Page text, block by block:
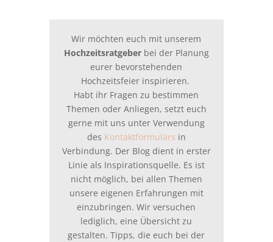
Wir möchten euch mit unserem
Hochzeitsratgeberbei der Planung
eurer bevorstehenden
Hochzeitsfeier inspirieren.
Habt ihr Fragen zu bestimmen
Themen oder Anliegen, setzt euch
gerne mit uns unter Verwendung
des Kontaktformulars in
Verbindung. Der Blog dient in erster
Linie als Inspirationsquelle. Es ist
nicht möglich, bei allen Themen
unsere eigenen Erfahrungen mit
einzubringen. Wir versuchen
lediglich, eine Übersicht zu
gestalten. Tipps, die euch bei der